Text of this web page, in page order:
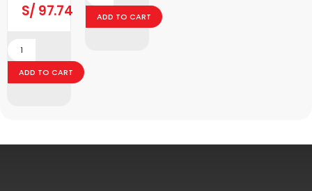
S/ 97.74
ADD TO CART
ADD TO CART